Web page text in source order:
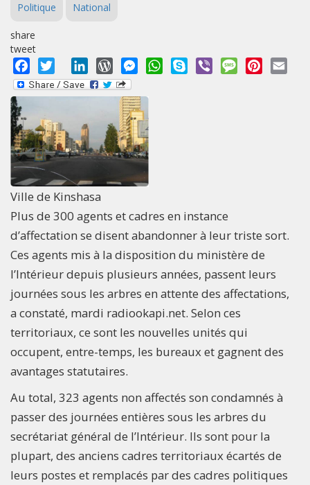
Politique National
share
tweet
Facebook
Twitter LinkedInWordPressMessengerWhatsApp
Skype Viber MessagePinterest
Ville de Kinshasa
Plus de 300 agents et cadres en instance
d’affectation se disent abandonner à leur triste sort.
Ces agents mis à la disposition du ministère de
l’Intérieur depuis plusieurs années, passent leurs
journées sous les arbres en attente des affectations,
a constaté, mardi radiookapi.net. Selon ces
territoriaux, ce sont les nouvelles unités qui
occupent, entre-temps, les bureaux et gagnent des
avantages statutaires.
Au total, 323 agents non affectés son condamnés à
passer des journées entières sous les arbres du
secrétariat général de l’Intérieur. Ils sont pour la
plupart, des anciens cadres territoriaux écartés de
leurs postes et remplacés par des cadres politiques